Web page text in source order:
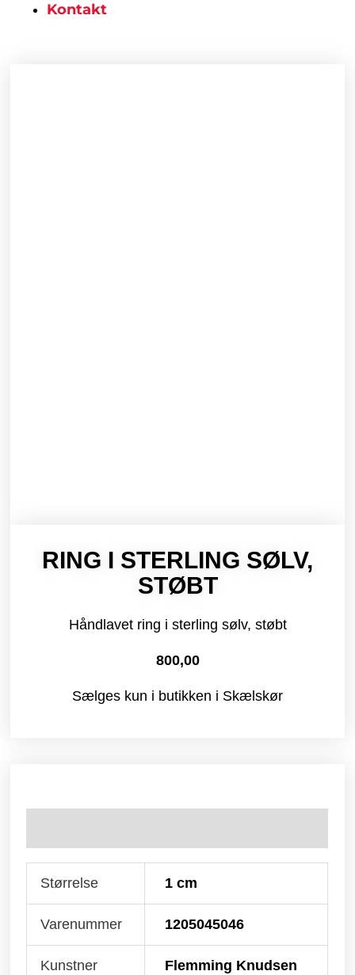
Kontakt
RING I STERLING SØLV,
STØBT
Håndlavet ring i sterling sølv, støbt
800,00
Sælges kun i butikken i Skælskør
Størrelse 1 cm
Varenummer 1205045046
Kunstner Flemming Knudsen